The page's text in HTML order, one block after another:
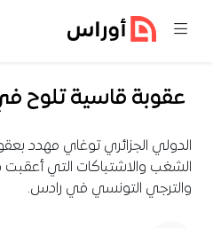
عقوبة قاسية تلوح
الدولي الجزائري توغاي مهدد
الشغب والاشتباكات التي أعقبت
والترجي التونسي في رادس.